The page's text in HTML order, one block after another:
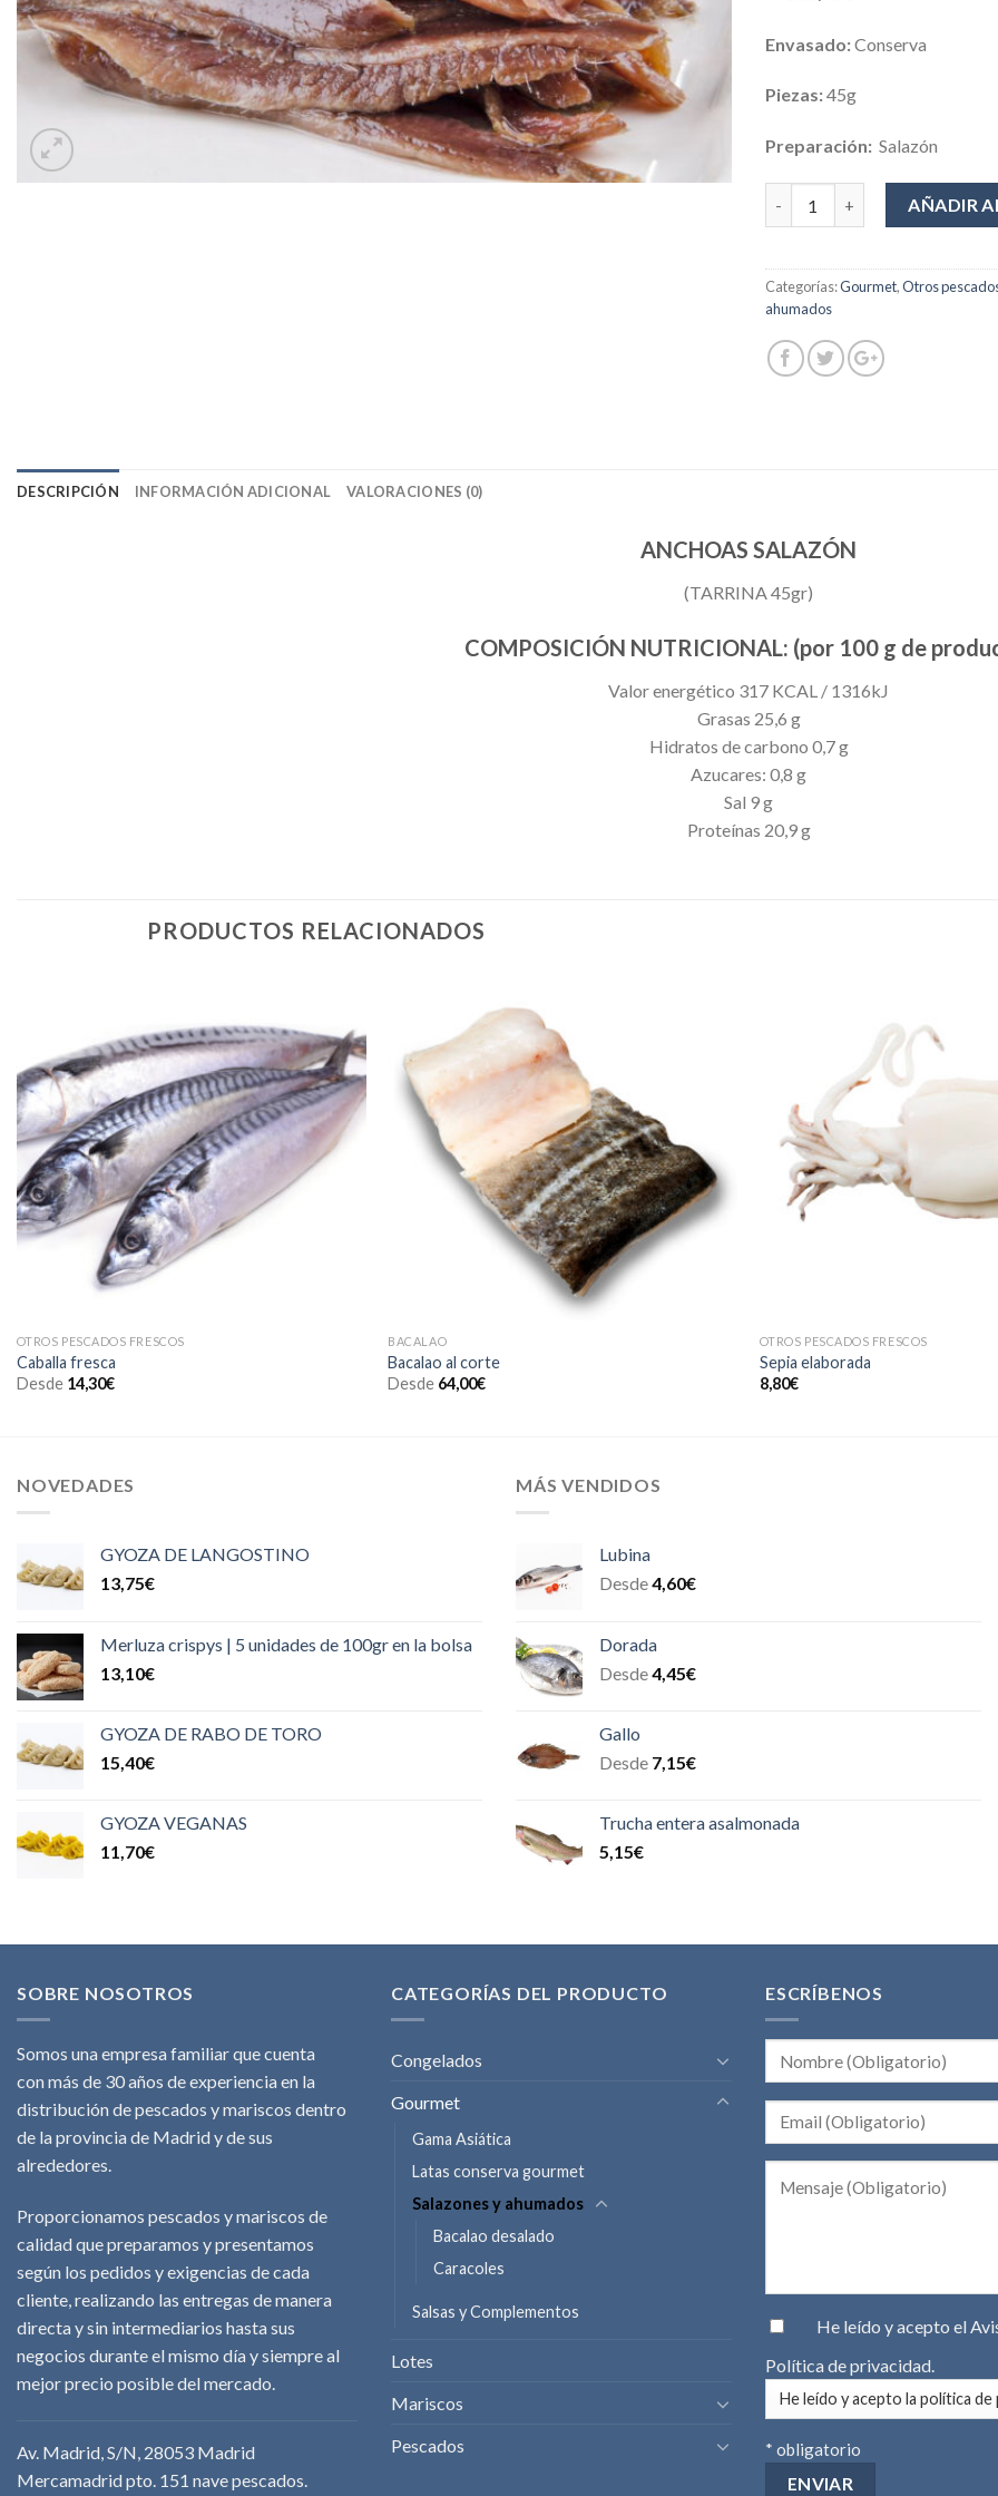
Envasado:Conserva
Piezas:45g
Preparación: Salazón
AÑADIR
Categorías:Gourmet,Otros
ahumados
DESCRIPCIÓN INFORMACIÓN ADICIONAL VALORACIONES (0)
ANCHOAS SALAZÓN
(TARRINA 45gr)
COMPOSICIÓN NUTRICIONAL: (por 100 g de
Valor energético 317 KCAL / 1316kJ
Grasas 25,6 g
Hidratos de carbono 0,7 g
Azucares: 0,8 g
Sal 9 g
Proteínas 20,9 g
PRODUCTOS RELACIONADOS
OTROS PESCADOS FRESCOS
Caballa fresca
Desde 14,30€
BACALAO
Bacalao al corte
Desde 64,00€
OTROS PESCADOS FRESCOS
Sepia elaborada
8,80€
NOVEDADES
GYOZA DE LANGOSTINO
13,75€
Merluza crispys | 5 unidades de 100gr en la bolsa
13,10€
GYOZA DE RABO DE TORO
15,40€
GYOZA VEGANAS
11,70€
MÁS VENDIDOS
Lubina
Desde4,60€
Dorada
Desde4,45€
Gallo
Desde 7,15€
Trucha entera asalmonada
5,15€
SOBRE NOSOTROS
Somos una empresa familiar que cuenta
con más de 30 años de experiencia en la
distribución de pescados y mariscos dentro
de la provincia de Madrid y de sus
alrededores.
Proporcionamos pescados y mariscos de
calidad que preparamos y presentamos
según los pedidos y exigencias de cada
cliente, realizando las entregas de manera
directa y sin intermediarios hasta sus
negocios durante el mismo día y siempre al
mejor precio posible del mercado.
Av. Madrid, S/N, 28053 Madrid
Mercamadrid pto. 151 nave pescados.
CATEGORÍAS DEL PRODUCTO
Congelados
Gourmet
Gama Asiática
Latas conserva gourmet
Salazones y ahumados
Bacalao desalado
Caracoles
Salsas y Complementos
Lotes
Mariscos
Pescados
ESCRÍBENOS
He leído y acepto el
Política de privacidad
* obligatorio